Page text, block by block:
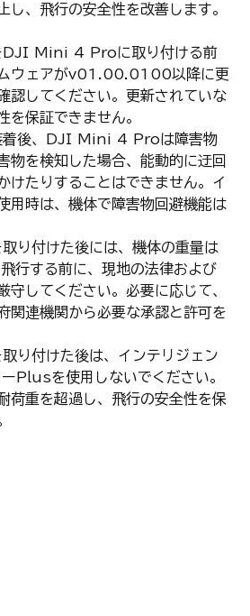
し、飛行の安全性を改善します。
DJI Mini 4 Proに取り付ける前
ムウェアがv01.00.0100以降に更
認してください。更新されていな
を保証できません。
着後、DJI Mini 4 Proは障害物
物を検知した場合、能動的に迂回
けたりすることはできません。イ
用時は、機体で障害物回避機能は
り付けた後には、機体の重量は
行する前に、現地の法律および
守してください。必要に応じて、
関連機関から必要な承認と許可を
り付けた後は、インテリジェン
Plusを使用しないでください。
荷重を超過し、飛行の安全性を保